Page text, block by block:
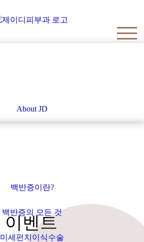
About JD
백반증이란?
백반증의 모든 것
미세펀치이식수술
이벤트